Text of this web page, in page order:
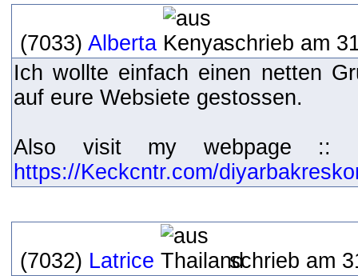
(7033) Alberta
schrieb am
Ich wollte einfach einen netten
auf eure Websiete gestossen.
Also visit my webpage ::
https://Keckcntr.com/
(7032) Latrice
schrieb am